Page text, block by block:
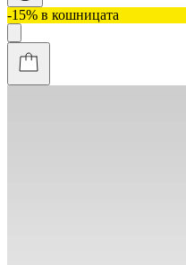
-15% в кошницата